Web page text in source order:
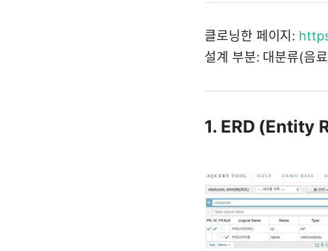
클로닝한 페이지:
설계 부분: 대분류(음
1. ERD (Entity